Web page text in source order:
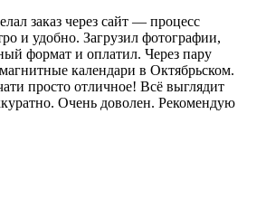
заказ через сайт — процесс
и удобно. Загрузил фотографии,
формат и оплатил. Через пару
календари в Октябрьском.
просто отличное! Всё выглядит
Очень доволен. Рекомендую